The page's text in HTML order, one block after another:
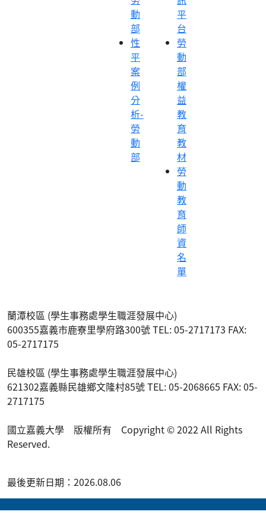
動
部
性
平
案
例
分
析-
勞
動
部
平
台
勞
動
部
權
益
教
育
教
材
勞
動
教
育
師
資
名
單
蘭潭校區 (學生事務處學生職涯發展中心)
600355嘉義市鹿寮里學府路300號 TEL: 05-2717173 FAX:
05-2717175
民雄校區 (學生事務處學生職涯發展中心)
621302嘉義縣民雄鄉文隆村85號 TEL: 05-2068665 FAX: 05-
2717175
國立嘉義大學 版權所有 Copyright © 2022 All Rights
Reserved.
最後更新日期：2026.08.06